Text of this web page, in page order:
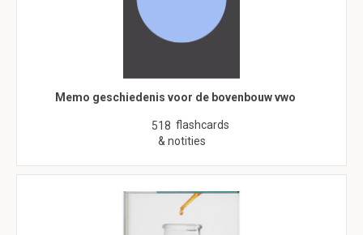
Memo geschiedenis voor de bovenbouw vwo
518 flashcards
& notities